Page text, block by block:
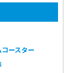
ースター